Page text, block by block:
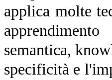
applica molte
semantica,
specificità e